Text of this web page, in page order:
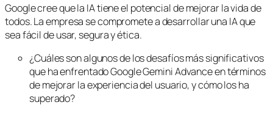
Google cree que la IA tiene el potencial de mejorar la vida de
todos. La empresa se compromete a desarrollar una IA que
sea fácil de usar, segura y ética.
¿Cuáles son algunos de los desafíos más significativos
que ha enfrentado Google Gemini Advance en términos
de mejorar la experiencia del usuario, y cómo los ha
superado?